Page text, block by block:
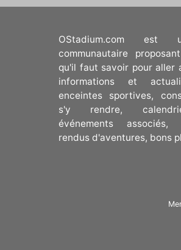
OStadium.com est
communautaire
qu'il faut savoir pour aller
informations et
enceintes sportives,
s'y rendre,
événements associés,
rendus d'aventures, bons